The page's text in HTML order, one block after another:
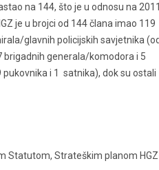
na 144, što je u odnosu na 2011.
je u brojci od 144 člana imao 119
glavnih policijskih savjetnika
generala/komodora i 5
i 1 satnika), dok su ostali
Statutom, Strateškim planom